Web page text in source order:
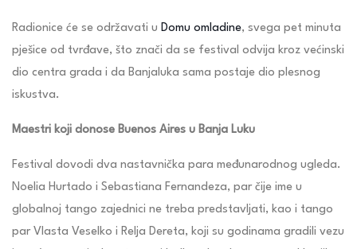
Radionice će se održavati u Domu omladine, svega pet minuta
pješice od tvrđave, što znači da se festival odvija kroz većinski
dio centra grada i da Banjaluka sama postaje dio plesnog
iskustva.
Maestri koji donose Buenos Aires u Banja Luku
Festival dovodi dva nastavnička para međunarodnog ugleda.
Noelia Hurtado i Sebastiana Fernandeza, par čije ime u
globalnoj tango zajednici ne treba predstavljati, kao i tango
par Vlasta Veselko i Relja Dereta, koji su godinama gradili vezu